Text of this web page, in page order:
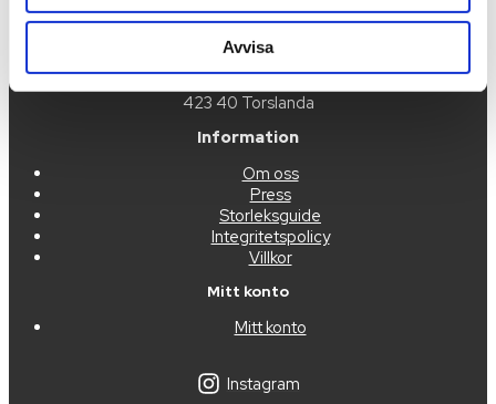
Avvisa
order@idigdenim.com
Adress:
Hamnfyrsvägen 3
423 40 Torslanda
Information
Om oss
Press
Storleksguide
Integritetspolicy
Villkor
Mitt konto
Mitt konto
Instagram